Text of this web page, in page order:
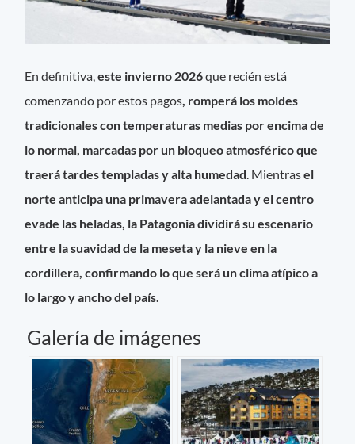
En definitiva, este invierno 2026que recién está
comenzando por estos pagos , romperá los moldes
tradicionales con temperaturas medias por encima de
lo normal, marcadas por un bloqueo atmosférico que
traerá tardes templadas y alta humedad . Mientrasel
norte anticipa una primavera adelantada y el centro
evade las heladas, la Patagonia dividirá su escenario
entre la suavidad de la meseta y la nieve en la
cordillera, confirmando lo que será un clima atípico a
lo largo y ancho del país.
Galería de imágenes